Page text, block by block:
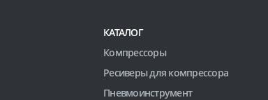
КАТАЛОГ
Компрессоры
Ресиверы для компрессора
Пневмоинструмент